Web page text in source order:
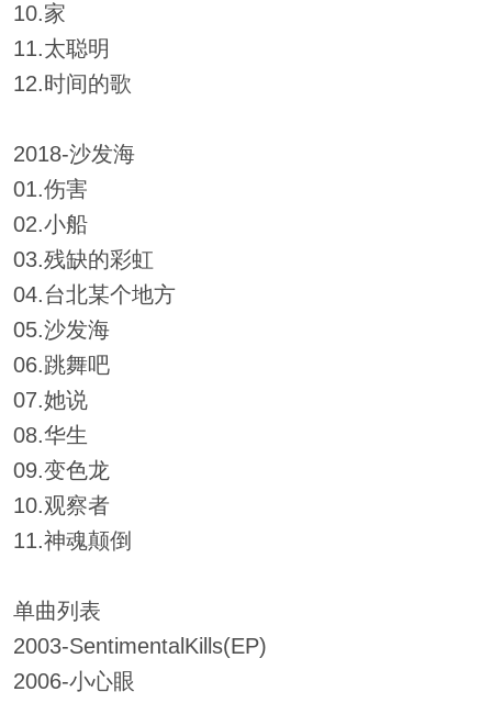
10.家
11.太聪明
12.时间的歌
2018-沙发海
01.伤害
02.小船
03.残缺的彩虹
04.台北某个地方
05.沙发海
06.跳舞吧
07.她说
08.华生
09.变色龙
10.观察者
11.神魂颠倒
单曲列表
2003-SentimentalKills(EP)
2006-小心眼